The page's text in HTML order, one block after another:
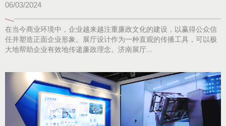
06/03/2024
在当今商业环境中，企业越来越注重廉政文化的建设，以赢得公众信
任并塑造正面企业形象。展厅设计作为一种直观的传播工具，可以极
大地帮助企业有效地传递廉政理念。济南展厅...